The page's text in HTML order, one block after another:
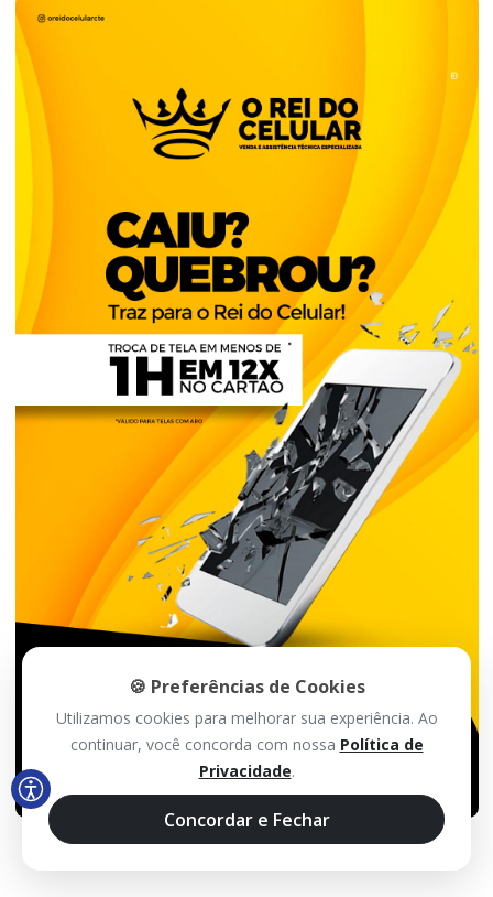
🍪 Preferências de Cookies
Utilizamos cookies para melhorar sua experiência. Ao
continuar, você concorda com nossa Política de
Privacidade.
Concordar e Fechar